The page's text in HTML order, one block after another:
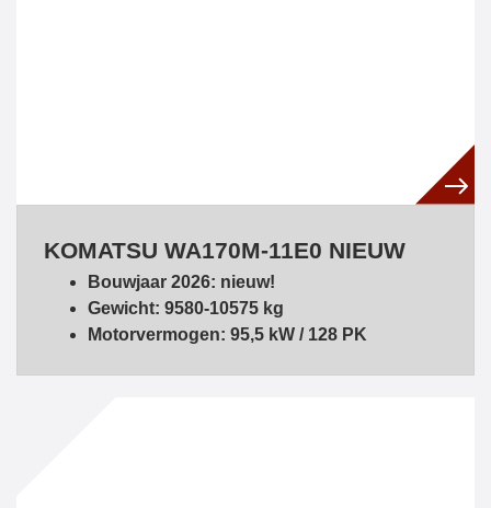
KOMATSU WA170M-11E0 NIEUW
Bouwjaar 2026: nieuw!
Gewicht: 9580-10575 kg
Motorvermogen: 95,5 kW / 128 PK